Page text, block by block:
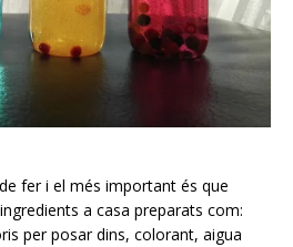
fer i el més important és que
a casa preparats com:
per posar dins, colorant, aigua